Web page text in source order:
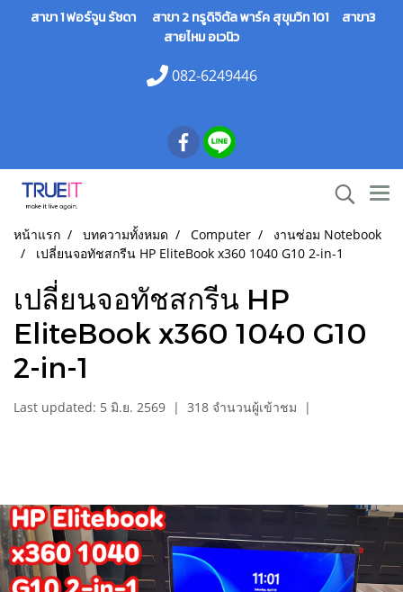
สาขา 1 ฟอร์จูน รัชดา สาขา 2 ทรูดิจิตัล พาร์ค สุขุมวิท 101 สาขา3
สายไหม อเวนิว
082-6249446
หน้าแรก บทความทั้งหมด Computer
งานซ่อม Notebook
เปลี่ยนจอทัชสกรีน HP EliteBook x360 1040 G10 2-in-1
เปลี่ยนจอทัชสกรีน HP
EliteBook x360 1040 G10
2-in-1
Last updated: 5 มิ.ย. 2569 | 318 จำนวนผู้เข้าชม |